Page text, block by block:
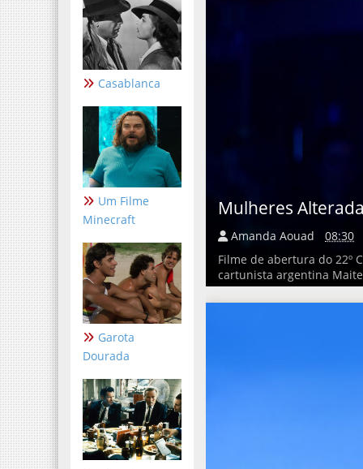
Casablanca
Um Filme
Minecraft
Garota
Dourada
Mulheres
Amanda Aouad
08:30
Filme de abertura do 22º
cartunista argentina